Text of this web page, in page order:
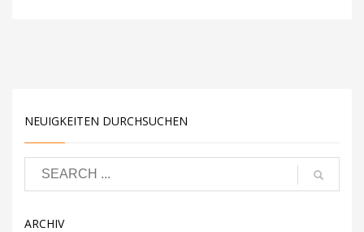
NEUIGKEITEN DURCHSUCHEN
ARCHIV